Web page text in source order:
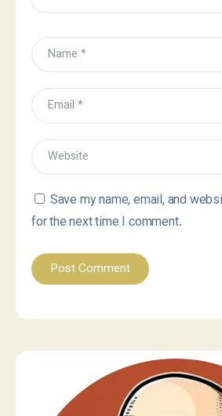
Save my name, email, and
for the next time I comment.